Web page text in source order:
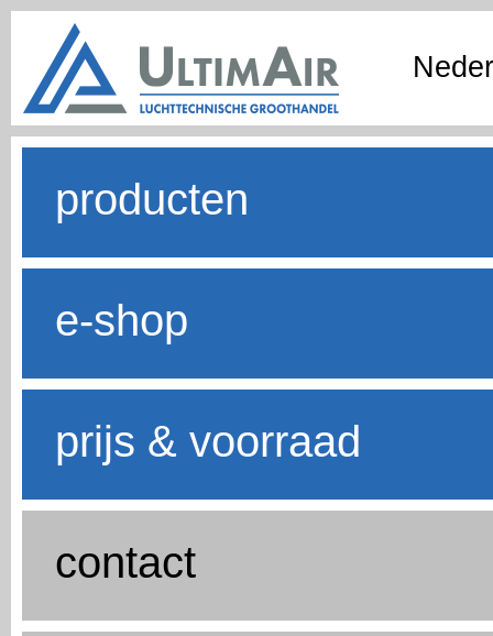
producten
e-shop
prijs & voorraad
contact